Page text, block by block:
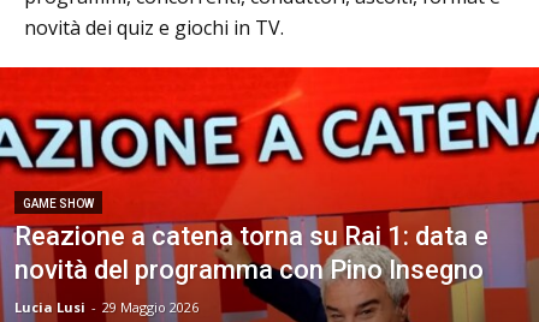
novità dei quiz e giochi in TV.
GAME SHOW
Reazione a catena torna su Rai 1: data e
novità del programma con Pino Insegno
Lucia Lusi - 29 Maggio 2026